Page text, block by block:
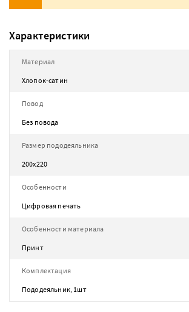
Характеристики
Материал
Хлопок-сатин
Повод
Без повода
Размер пододеяльника
200х220
Особенности
Цифровая печать
Особенности материала
Принт
Комплектация
Пододеяльник, 1шт